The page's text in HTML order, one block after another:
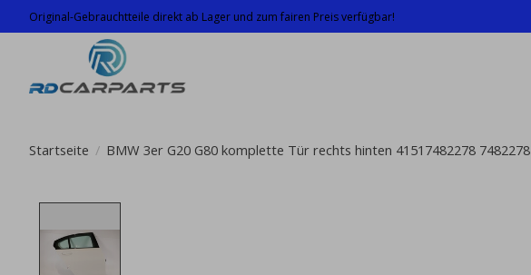
Original-Gebrauchtteile direkt ab Lager und zum fairen Preis verfügbar!
Startseite / BMW 3er G20 G80 komplette Tür rechts hinten 41517482278 7482278